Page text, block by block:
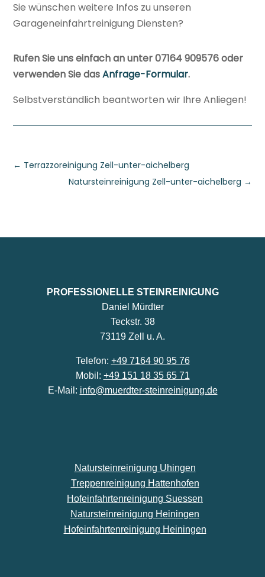
Sie wünschen weitere Infos zu unseren
Garageneinfahrtreinigung Diensten?
Rufen Sie uns einfach an unter 07164 909576 oder
verwenden Sie dasAnfrage-Formular.
Selbstverständlich beantworten wir Ihre Anliegen!
← Terrazzoreinigung Zell-unter-aichelberg
Natursteinreinigung Zell-unter-aichelberg →
PROFESSIONELLE STEINREINIGUNG
Daniel Mürdter
Teckstr. 38
73119 Zell u. A.
Telefon: +49 7164 90 95 76
Mobil: +49 151 18 35 65 71
E-Mail: info@muerdter-steinreinigung.de
Natursteinreinigung Uhingen
Treppenreinigung Hattenhofen
Hofeinfahrtenreinigung Suessen
Natursteinreinigung Heiningen
Hofeinfahrtenreinigung Heiningen